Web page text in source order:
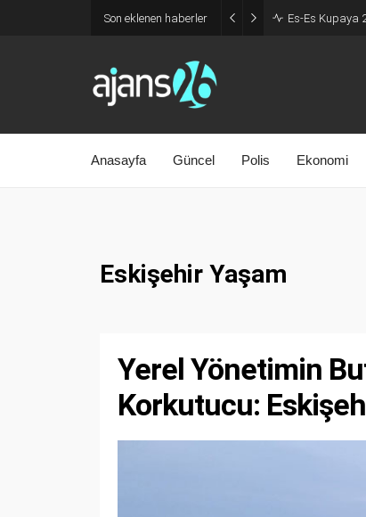
Son eklenen haberler Es-Es Kupaya
Anasayfa Güncel Polis Ekonomi
Eskişehir Yaşam
Yerel Yönetimin
Korkutucu: